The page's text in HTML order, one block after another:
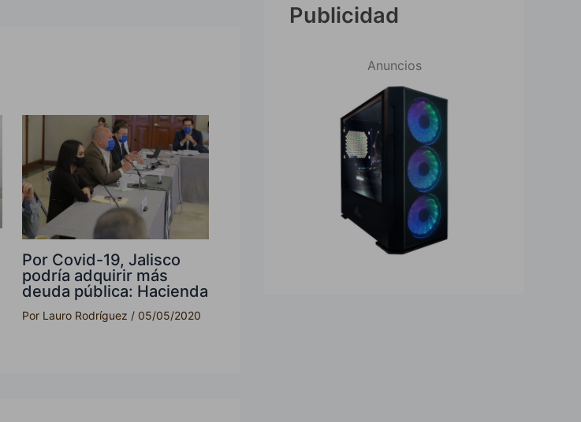
Por Covid-19, Jalisco
podría adquirir más
deuda pública: Hacienda
Por Lauro Rodríguez / 05/05/2020
Publicidad
Anuncios